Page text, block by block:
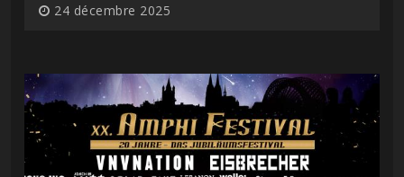
24 décembre 2025